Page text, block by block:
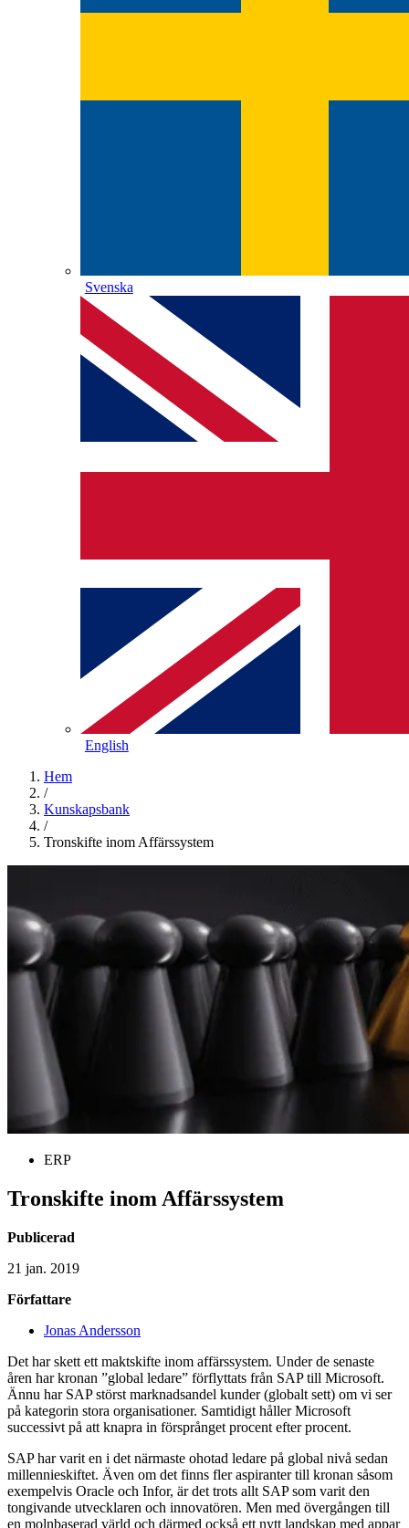
Svenska
English
Hem
/
Kunskapsbank
/
Tronskifte inom Affärssystem
ERP
Tronskifte inom Affärssystem
Publicerad
21 jan. 2019
Författare
Jonas Andersson
Det har skett ett maktskifte inom affärssystem. Under de senaste
åren har kronan ”global ledare” förflyttats från SAP till Microsoft.
Ännu har SAP störst marknadsandel kunder (globalt sett) om vi ser
på kategorin stora organisationer. Samtidigt håller Microsoft
successivt på att knapra in försprånget procent efter procent.
SAP har varit en i det närmaste ohotad ledare på global nivå sedan
millennieskiftet. Även om det finns fler aspiranter till kronan såsom
exempelvis Oracle och Infor, är det trots allt SAP som varit den
tongivande utvecklaren och innovatören. Men med övergången till
en molnbaserad värld och därmed också ett nytt landskap med appar